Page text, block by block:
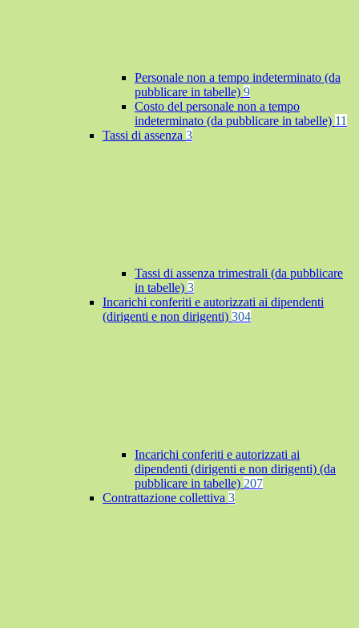
Personale non a tempo indeterminato (da
pubblicare in tabelle) 9
Costo del personale non a tempo
indeterminato (da pubblicare in tabelle) 11
Tassi di assenza 3
Tassi di assenza trimestrali (da pubblicare
in tabelle) 3
Incarichi conferiti e autorizzati ai dipendenti
(dirigenti e non dirigenti) 304
Incarichi conferiti e autorizzati ai
dipendenti (dirigenti e non dirigenti) (da
pubblicare in tabelle) 207
Contrattazione collettiva 3